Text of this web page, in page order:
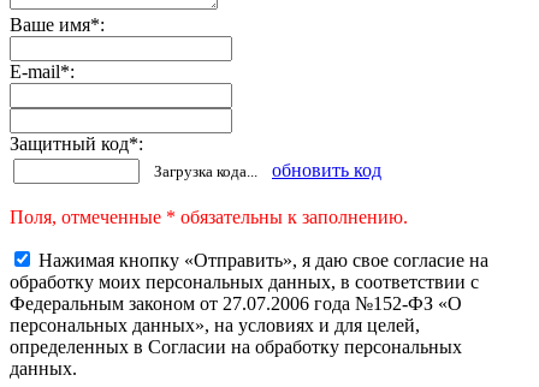
Ваше имя*:
E-mail*:
Защитный код*:
Загрузка кода... обновить код
Поля, отмеченные * обязательны к заполнению.
Нажимая кнопку «Отправить», я даю свое согласие на
обработку моих персональных данных, в соответствии с
Федеральным законом от 27.07.2006 года №152-ФЗ «О
персональных данных», на условиях и для целей,
определенных в Согласии на обработку персональных
данных.